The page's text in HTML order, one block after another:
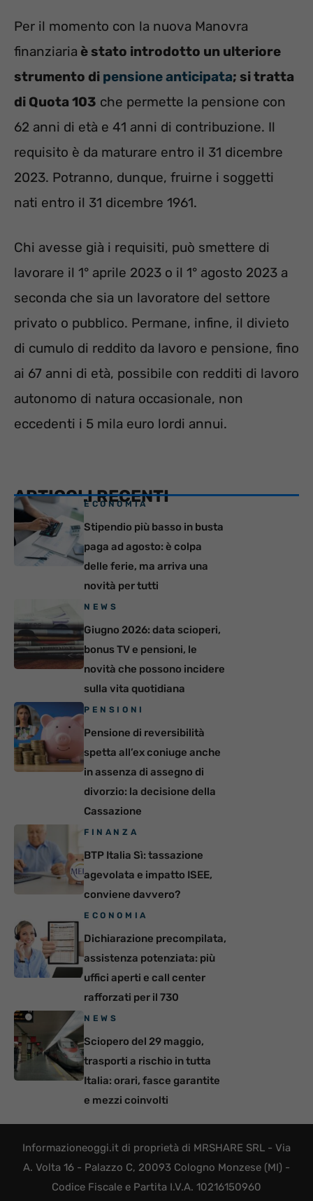
Per il momento con la nuova Manovra
finanziaria è stato introdotto un ulteriore
strumento di pensione anticipata; si tratta
di Quota 103 che permette la pensione con
62 anni di età e 41 anni di contribuzione. Il
requisito è da maturare entro il 31 dicembre
2023. Potranno, dunque, fruirne i soggetti
nati entro il 31 dicembre 1961.
Chi avesse già i requisiti, può smettere di
lavorare il 1° aprile 2023 o il 1° agosto 2023 a
seconda che sia un lavoratore del settore
privato o pubblico. Permane, infine, il divieto
di cumulo di reddito da lavoro e pensione, fino
ai 67 anni di età, possibile con redditi di lavoro
autonomo di natura occasionale, non
eccedenti i 5 mila euro lordi annui.
ARTICOLI RECENTI
ECONOMIA
Stipendio più basso in busta
paga ad agosto: è colpa
delle ferie, ma arriva una
novità per tutti
NEWS
Giugno 2026: data scioperi,
bonus TV e pensioni, le
novità che possono incidere
sulla vita quotidiana
PENSIONI
Pensione di reversibilità
spetta all’ex coniuge anche
in assenza di assegno di
divorzio: la decisione della
Cassazione
FINANZA
BTP Italia Sì: tassazione
agevolata e impatto ISEE,
conviene davvero?
ECONOMIA
Dichiarazione precompilata,
assistenza potenziata: più
uffici aperti e call center
rafforzati per il 730
NEWS
Sciopero del 29 maggio,
trasporti a rischio in tutta
Italia: orari, fasce garantite
e mezzi coinvolti
Informazioneoggi.it di proprietà di MRSHARE SRL - Via
A. Volta 16 - Palazzo C, 20093 Cologno Monzese (MI) -
Codice Fiscale e Partita I.V.A. 10216150960